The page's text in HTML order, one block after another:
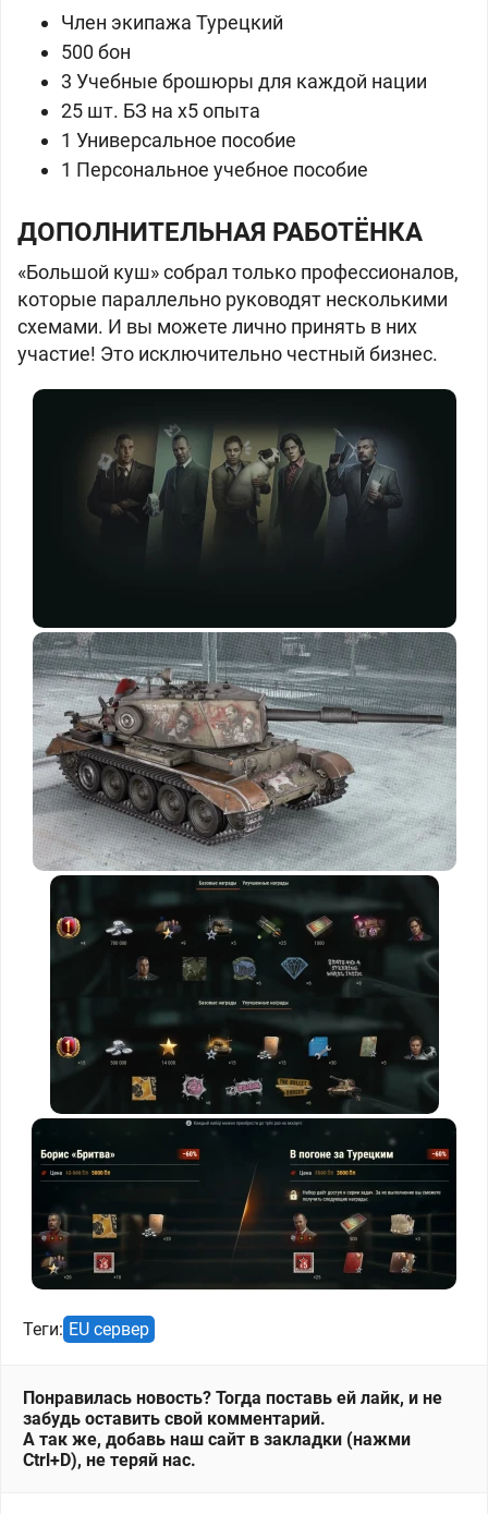
Член экипажа Турецкий
500 бон
3 Учебные брошюры для каждой нации
25 шт. БЗ на x5 опыта
1 Универсальное пособие
1 Персональное учебное пособие
ДОПОЛНИТЕЛЬНАЯ РАБОТЁНКА
«Большой куш» собрал только профессионалов,
которые параллельно руководят несколькими
схемами. И вы можете лично принять в них
участие! Это исключительно честный бизнес.
Теги: EU сервер
Понравилась новость? Тогда поставь ей лайк, и не
забудь оставить свой комментарий.
А так же, добавь наш сайт в закладки (нажми
Ctrl+D), не теряй нас.